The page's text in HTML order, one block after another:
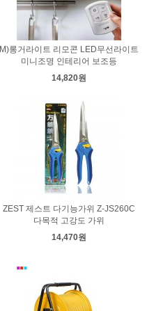
M)롱거라이트 리모콘 LED무선라이트
미니조명 인테리어 보조등
14,820원
ZEST 제스트 다기능가위 Z-JS260C
다목적 고강도 가위
14,470원